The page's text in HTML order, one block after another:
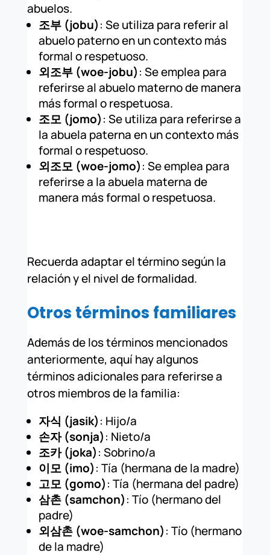
abuelos.
조부 (jobu): Se utiliza para referir al
abuelo paterno en un contexto más
formal o respetuoso.
외조부 (woe-jobu): Se emplea para
referirse al abuelo materno de manera
más formal o respetuosa.
조모 (jomo): Se utiliza para referirse a
la abuela paterna en un contexto más
formal o respetuoso.
외조모 (woe-jomo): Se emplea para
referirse a la abuela materna de
manera más formal o respetuosa.
Recuerda adaptar el término según la
relación y el nivel de formalidad.
Otros términos familiares
Además de los términos mencionados
anteriormente, aquí hay algunos
términos adicionales para referirse a
otros miembros de la familia:
자식 (jasik): Hijo/a
손자 (sonja): Nieto/a
조카 (joka): Sobrino/a
이모 (imo): Tía (hermana de la madre)
고모 (gomo): Tía (hermana del padre)
삼촌 (samchon): Tío (hermano del
padre)
외삼촌 (woe-samchon): Tío (hermano
de la madre)